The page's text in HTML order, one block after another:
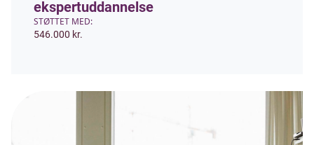
ekspertuddannelse
STØTTET MED:
546.000 kr.